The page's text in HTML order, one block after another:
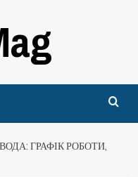
ГРАФІК РОБОТИ,